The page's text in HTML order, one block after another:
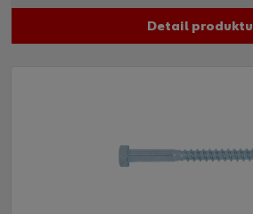
Detail produktu